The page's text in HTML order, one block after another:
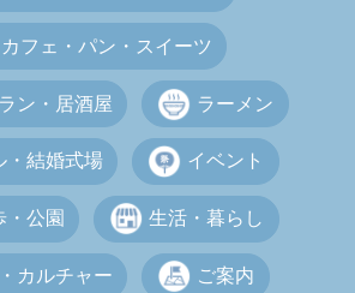
カフェ・パン・スイーツ
ン・居酒屋 ラーメン
・結婚式場 イベント
・公園 生活・暮らし
カルチャー ご案内